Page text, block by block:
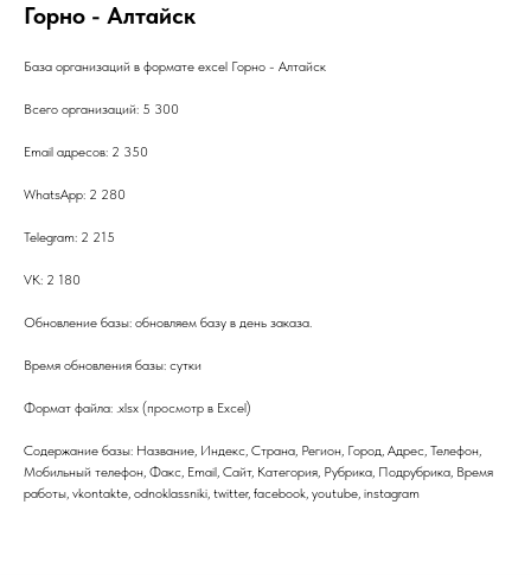
Горно - Алтайск
База организаций в формате excel Горно - Алтайск
Всего организаций: 5 300
Email адресов: 2 350
WhatsApp: 2 280
Telegram: 2 215
VK: 2 180
Обновление базы: обновляем базу в день заказа.
Время обновления базы: сутки
Формат файла: .xlsx (просмотр в Excel)
Содержание базы: Название, Индекс, Страна, Регион, Город, Адрес, Телефон,
Мобильный телефон, Факс, Email, Сайт, Категория, Рубрика, Подрубрика, Время
работы, vkontakte, odnoklassniki, twitter, facebook, youtube, instagram